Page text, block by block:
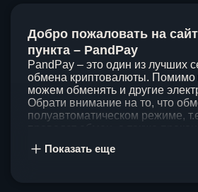
Добро пожаловать на
пункта – PandPay
PandPay – это один из лучших
обмена криптовалюты. Помимо
можем обменять и другие
Обрати внимание на то, что
полуавтоматическом режиме,
клиентов, поэтому стараемся
Показать еще